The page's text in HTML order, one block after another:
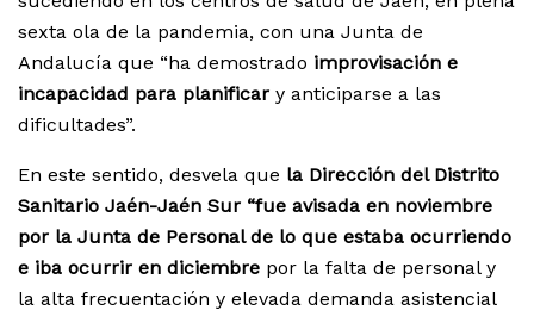
sexta ola de la pandemia, con una Junta de
Andalucía que “ha demostrado improvisación e
incapacidad para planificar y anticiparse a las
dificultades”.
En este sentido, desvela que la Dirección del Distrito
Sanitario Jaén-Jaén Sur “fue avisada en noviembre
por la Junta de Personal de lo que estaba ocurriendo
e iba ocurrir en diciembre por la falta de personal y
la alta frecuentación y elevada demanda asistencial